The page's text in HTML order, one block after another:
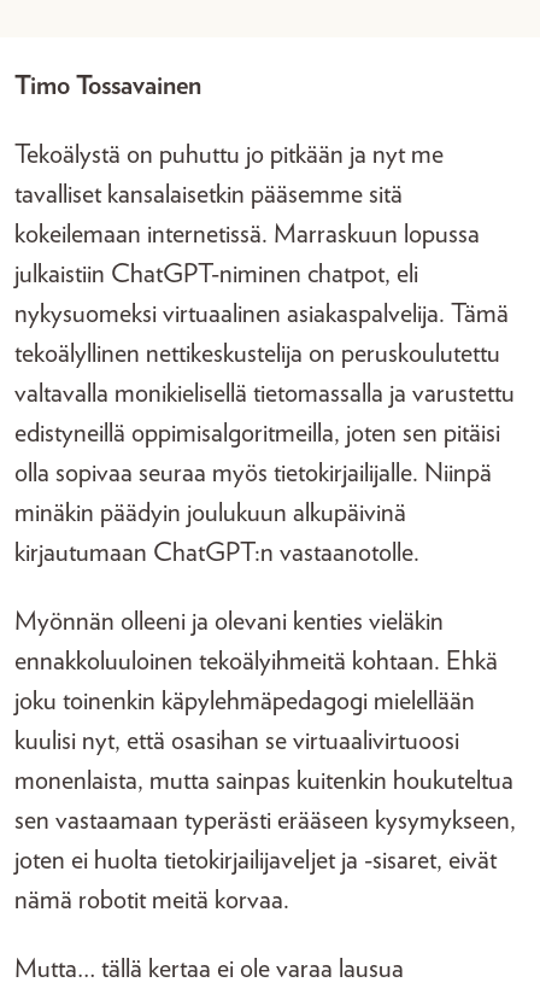
Timo Tossavainen
Tekoälystä on puhuttu jo pitkään ja nyt me
tavalliset kansalaisetkin pääsemme sitä
kokeilemaan internetissä. Marraskuun lopussa
julkaistiin ChatGPT-niminen chatpot, eli
nykysuomeksi virtuaalinen asiakaspalvelija. Tämä
tekoälyllinen nettikeskustelija on peruskoulutettu
valtavalla monikielisellä tietomassalla ja varustettu
edistyneillä oppimisalgoritmeilla, joten sen pitäisi
olla sopivaa seuraa myös tietokirjailijalle. Niinpä
minäkin päädyin joulukuun alkupäivinä
kirjautumaan ChatGPT:n vastaanotolle.
Myönnän olleeni ja olevani kenties vieläkin
ennakkoluuloinen tekoälyihmeitä kohtaan. Ehkä
joku toinenkin käpylehmäpedagogi mielellään
kuulisi nyt, että osasihan se virtuaalivirtuoosi
monenlaista, mutta sainpas kuitenkin houkuteltua
sen vastaamaan typerästi erääseen kysymykseen,
joten ei huolta tietokirjailijaveljet ja -sisaret, eivät
nämä robotit meitä korvaa.
Mutta… tällä kertaa ei ole varaa lausua